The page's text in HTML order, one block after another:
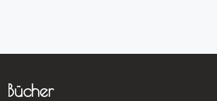
Bücher